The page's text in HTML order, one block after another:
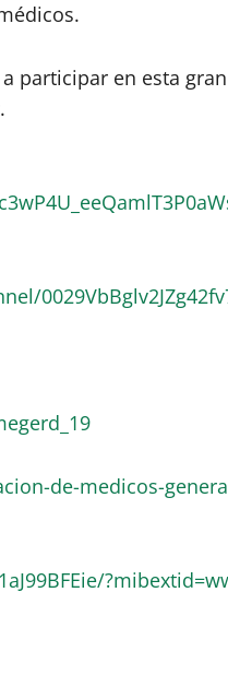
participar en esta
de-medicos-